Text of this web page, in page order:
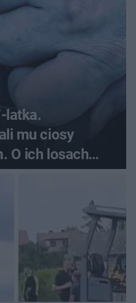
latka.
mu ciosy
O ich losach